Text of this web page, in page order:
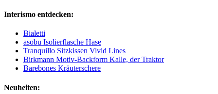
Interismo entdecken:
Bialetti
asobu Isolierflasche Hase
Tranquillo Sitzkissen Vivid Lines
Birkmann Motiv-Backform Kalle, der Traktor
Barebones Kräuterschere
Neuheiten: